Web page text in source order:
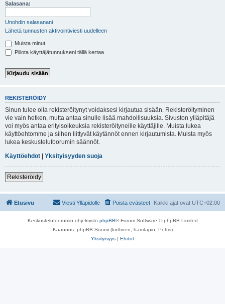
Salasana:
Unohdin salasanani
Lähetä tunnusten aktivointiviesti uudelleen
Muista minut
Piilota käyttäjätunnukseni tällä kertaa
REKISTERÖIDY
Sinun tulee olla rekisteröitynyt voidaksesi kirjautua sisään. Rekisteröityminen
vie vain hetken, mutta antaa sinulle lisää mahdollisuuksia. Sivuston ylläpitäjä
voi myös antaa erityisoikeuksia rekisteröityneille käyttäjille. Muista lukea
käyttöehtomme ja siihen liittyvät käytännöt ennen kirjautumista. Muista myös
lukea keskustelufoorumin säännöt.
Käyttöehdot | Yksityisyyden suoja
Rekisteröidy
Etusivu Kaikki ajat ovat UTC+02:00
Poista evästeet
Viesti Ylläpidolle
Keskustelufoorumin ohjelmisto phpBB® Forum Software © phpBB Limited
Käännös: phpBB Suomi (lurttinen, harritapio, Pettis)
Yksityisyys | Ehdot